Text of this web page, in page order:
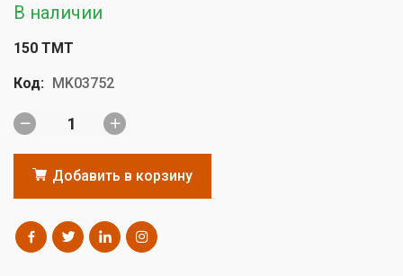
В наличии
150 TMT
Код: MK03752
Добавить в корзину